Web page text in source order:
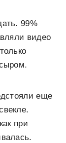
99%
видео
еще
при